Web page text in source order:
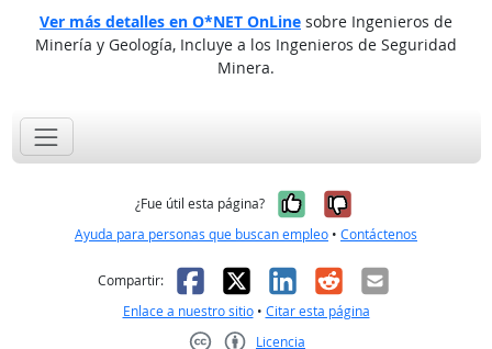
Ver más detalles en O*NET OnLine sobre Ingenieros de
Minería y Geología, Incluye a los Ingenieros de Seguridad
Minera.
¿Fue útil esta página? Sí, fue útil
No, no fue
Ayuda para personas que buscan empleo • Contáctenos
Compartir: Facebook
X LinkedIn
RedditCorreo
Enlace a nuestro sitio• Citar esta página
Licencia